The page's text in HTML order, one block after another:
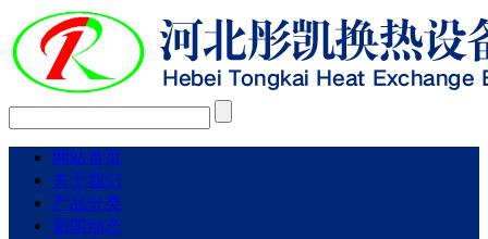
网站首页
关于我们
产品分类
新闻动态